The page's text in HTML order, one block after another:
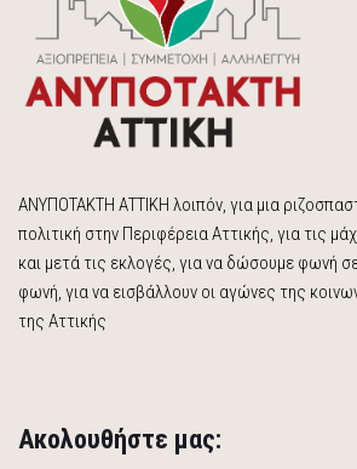
ΑΝΥΠΟΤΑΚΤΗ ΑΤΤΙΚΗ λοιπόν, για μια
πολιτική στην Περιφέρεια Αττικής, για τις
και μετά τις εκλογές, για να δώσουμε φωνή
φωνή, για να εισβάλλουν οι αγώνες της
της Αττικής
Ακολουθήστε μας: